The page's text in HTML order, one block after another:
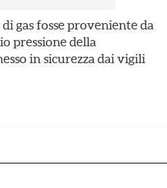
gas fosse proveniente da
pressionedella
in sicurezza dai vigili